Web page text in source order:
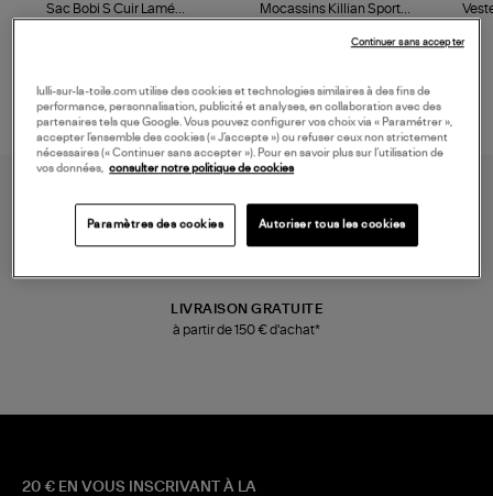
Sac Bobi S Cuir Lamé
Champagne
Mocassins Killian Sport
Mousse
LIVRAISON GRATUITE
à partir de 150 € d'achat*
20 € EN VOUS INSCRIVANT À LA
lulli-sur-la-toile.com utilise des cookies et technologies similaires à des fins de
performance, personnalisation, publicité et analyses, en collaboration avec des
partenaires tels que Google. Vous pouvez configurer vos choix via « Paramétrer »,
accepter l’ensemble des cookies (« J’accepte ») ou refuser ceux non strictement
nécessaires (« Continuer sans accepter »). Pour en savoir plus sur l’utilisation de
vos données, consulter notre politique de cookies
Paramètres des cookies Autoriser tous les cookies
Continuer sans accepter